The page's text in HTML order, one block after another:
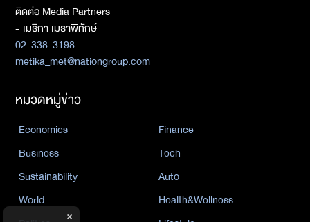
ติดต่อ Media Partners
- เมธิกา เมธาพิทักษ์
02-338-3198
metika_met@nationgroup.com
หมวดหมู่ข่าว
Economics
Finance
Business
Tech
Sustainability
Auto
World
Health&Wellness
×